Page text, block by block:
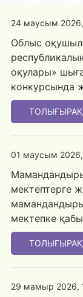
24 маусым
Облыс
оқулары»
конкурсында
ТОЛЫҒЫРАҚ
01 маусым 2026,
мектептерге
мектепке
ТОЛЫҒЫРАҚ
29 мамыр 2026,